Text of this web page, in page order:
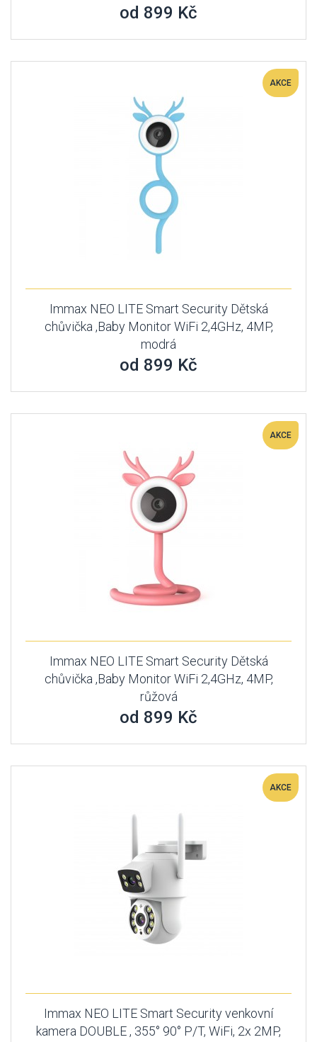
od 899 Kč
AKCE
Immax NEO LITE Smart Security Dětská
chůvička ,Baby Monitor WiFi 2,4GHz, 4MP,
modrá
od 899 Kč
AKCE
Immax NEO LITE Smart Security Dětská
chůvička ,Baby Monitor WiFi 2,4GHz, 4MP,
růžová
od 899 Kč
AKCE
Immax NEO LITE Smart Security venkovní
kamera DOUBLE , 355° 90° P/T, WiFi, 2x 2MP,